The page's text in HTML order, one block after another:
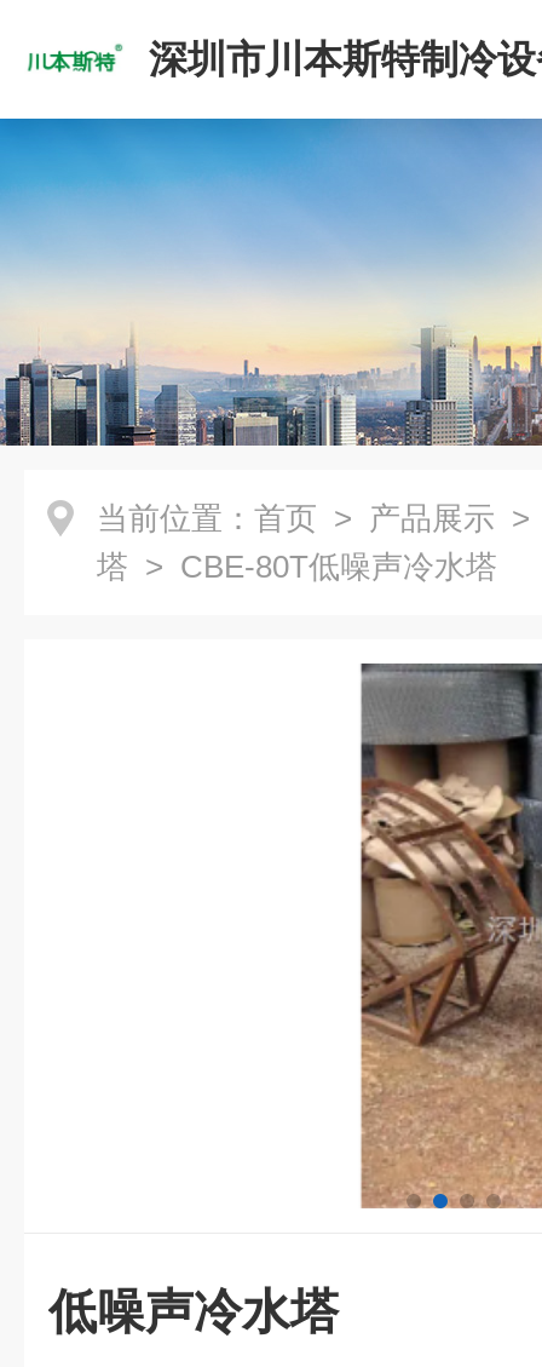
深圳市川本斯特制冷
公司
当前位置： 首页 > 产品展示
塔 > CBE-80T低噪声冷水塔
低噪声冷水塔